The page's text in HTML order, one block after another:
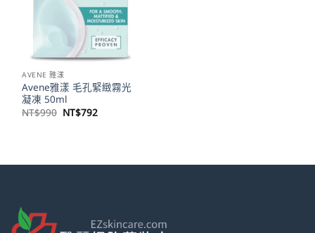
AVENE 雅漾
Avene雅漾 毛孔緊緻霧光
凝凍 50ml
NT$990 原
始
NT$792目
前